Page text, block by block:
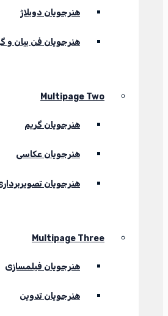
هنرجویان دوبلاژ
هنرجویان فن بیان و
Multipage Two
هنرجویان گریم
هنرجویان عکاسی
هنرجویان
Multipage Three
هنرجویان فیلمسازی
هنرجویان تدوین